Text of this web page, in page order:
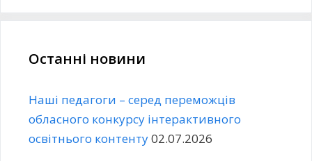
Останні новини
Наші педагоги – серед переможців
обласного конкурсу інтерактивного
освітнього контенту02.07.2026